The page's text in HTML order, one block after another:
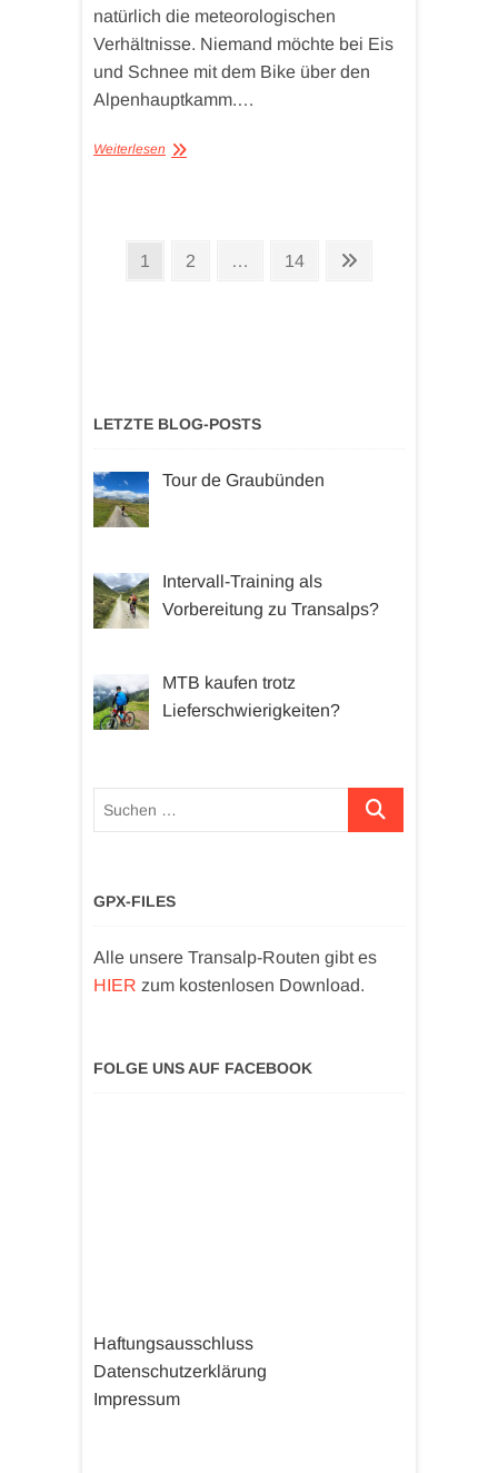
natürlich die meteorologischen
Verhältnisse. Niemand möchte bei Eis
und Schnee mit dem Bike über den
Alpenhauptkamm.…
Weiterlesen
Seitennummerierung
Seite
1 Seite
2 … Seite
14
LETZTE BLOG-POSTS
Tour de Graubünden
Intervall-Training als
Vorbereitung zu Transalps?
MTB kaufen trotz
Lieferschwierigkeiten?
Suchen …
GPX-FILES
Alle unsere Transalp-Routen gibt es
HIER zum kostenlosen Download.
FOLGE UNS AUF FACEBOOK
Haftungsausschluss
Datenschutzerklärung
Impressum